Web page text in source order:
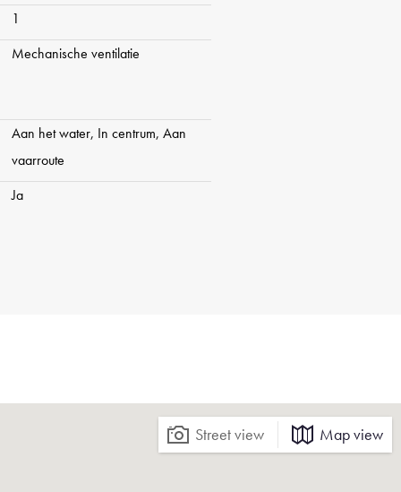
the Weteringschans,
Museumplein. Small
and the Albert Cuyp market
are numerous cafes and
and Carré, among others.
1
Mechanische ventilatie
Aan het water, In centrum, Aan
vaarroute
Ja
Street view Map view